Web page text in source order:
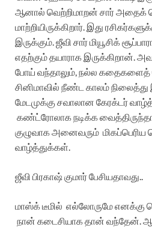
ஆனால் வெற்றிமாறன் சார்
மாற்றியிருக்கிறார். இது
இருக்கும். ஜீவி சார் மியூசிக்
எதற்கும் தயாராக இருக்கிறான்.
போய் வந்தாலும், நல்ல கதைகளைத்
சினிமாவில் நீண்ட காலம்
மேடமுக்கு சவாலான கேரக்டர்
கண்ட்ரோலாக நடிக்க
குழுவாக அனைவரும் மிகப்பெரிய
வாழ்த்துக்கள்.
ஜீவி பிரகாஷ் குமார் பேசியதாவது..
மாஸ்க் டீமில் எல்லோருமே எனக்கு
நான் கடைசியாக தான் வந்தேன்.